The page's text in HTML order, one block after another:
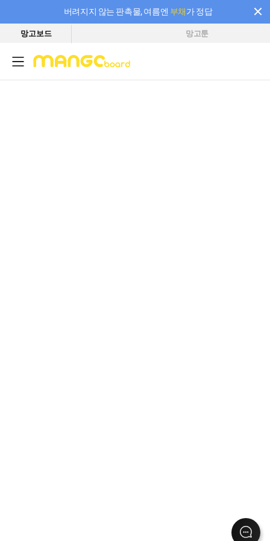
버려지지 않는 판촉물, 여름엔 부채가 정답
필요한 만큼 충전하고 끊김 없이 작업하세요! 새로워진 AI 부스터 요금제
망고보드 망고툰